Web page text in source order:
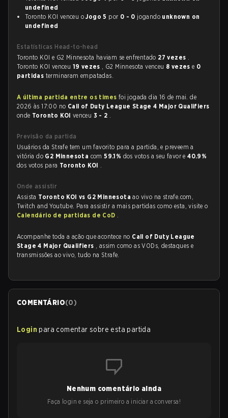
undefined
Toronto KOI venceu oJogo 5 por 0 - 0 jogando unknown on
undefined
Estatísticas Head-to-head
Toronto KOI e G2 Minnesota haviam se enfrentado 27 vezes .
Toronto KOI venceu 19 vezes , G2 Minnesota venceu 8 vezese 0
partidas terminaram empatadas.
A última partida entre os times foi jogada dia 16 de mai. de
2026 às 17:00 no Call of Duty League Stage 4 Major Qualifiers
onde Toronto KOI venceu 3 - 2 .
Previsão da partida
Usuários da Strafe tem um favorito para a partida, e preveem a
vitória do G2 Minnesota com59.1% dos votos a seu favor e40.9%
dos votos para Toronto KOI .
Onde assistir
Assista Toronto KOI vs G2 Minnesotaao vivo na strafe.com,
Twitch and Youtube. Para assistir a mais partidas como esta, visite o
Calendário de partidas de CoD .
Acompanhe toda a ação que acontece no Call of Duty League
Stage 4 Major Qualifiers , assim como as VODs, destaques e
transmissões ao vivo, tudo na Strafe.
COMENTÁRIO(0)
Login para comentar sobre esta partida
Nenhum comentário ainda
Faça login e seja o primeiro a iniciar a conversa!